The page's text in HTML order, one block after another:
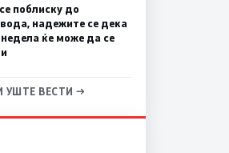
поблиску до
надежите се дека
ќе може да се
УШТЕ ВЕСТИ →